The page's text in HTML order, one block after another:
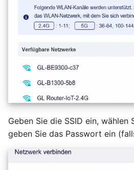
Geben Sie die SSID ein, wählen
geben Sie das Passwort ein